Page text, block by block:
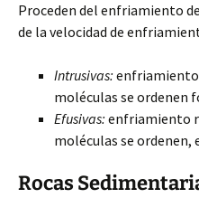
Proceden del enfriamiento
de la velocidad de
Intrusivas:
moléculas se ordenen
Efusivas: enfriamiento
moléculas se
Rocas